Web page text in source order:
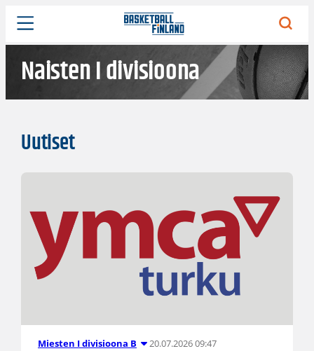
Siirry
sisältöön
Naisten I divisioona
Uutiset
Miesten I divisioona B 20.07.2026 09:47